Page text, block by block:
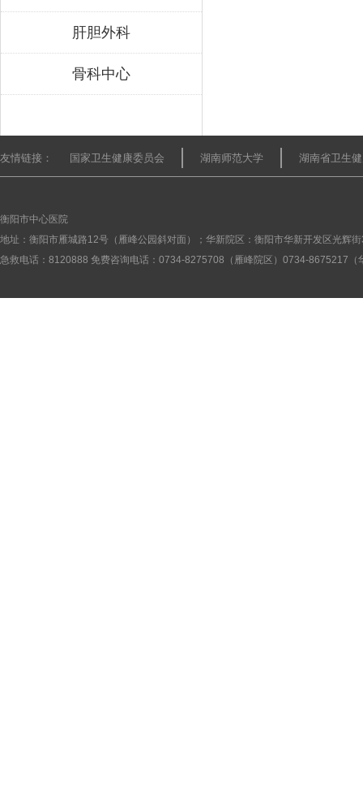
肝胆外科
骨科中心
友情链接： 国家卫生健康委员会 湖南师范大学 湖南省卫生
衡阳市中心医院
地址：衡阳市雁城路12号（雁峰公园斜对面）；华新院区：衡阳市华新开发区光辉
急救电话：8120888 免费咨询电话：0734-8275708（雁峰院区）0734-8675217（